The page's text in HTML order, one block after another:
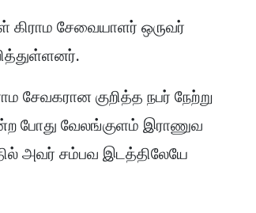
கிராம சேவையாளர் ஒருவர்
சேவகரான குறித்த நபர் நேற்று
பாேது வேலங்குளம் இராணுவ
அவர் சம்பவ இடத்திலேயே